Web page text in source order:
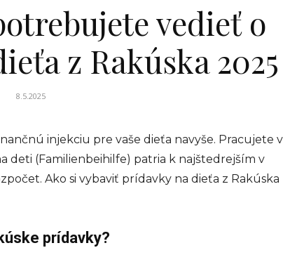
vedieť o
z Rakúska 2025
8.5.2025
injekciu pre vaše dieťa navyše. Pracujete v
deti (Familienbeihilfe) patria k najštedrejším v
Ako si vybaviť prídavky na dieťa z Rakúska
prídavky?